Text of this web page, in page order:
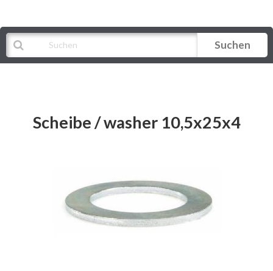
Suchen
Scheibe / washer 10,5x25x4